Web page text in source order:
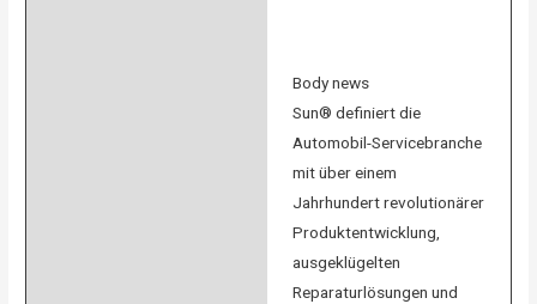
Body news
Sun® definiert die
Automobil-Servicebranche
mit über einem
Jahrhundert revolutionärer
Produktentwicklung,
ausgeklügelten
Reparaturlösungen und